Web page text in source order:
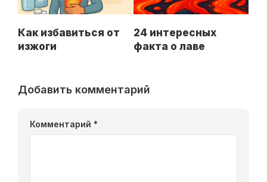
Как избавиться от
изжоги
24 интересных
факта о лаве
Добавить комментарий
Комментарий *